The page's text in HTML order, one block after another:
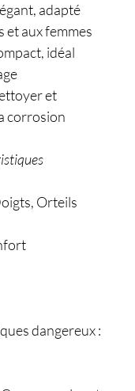
adapté
et aux femmes
idéal
et
corrosion
Orteils
dangereux :